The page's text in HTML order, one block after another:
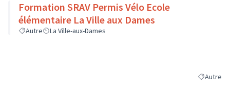
Formation SRAV Permis Vélo Ecole
élémentaire La Ville aux Dames
Autre La Ville-aux-Dames
Filtrer les
Autre